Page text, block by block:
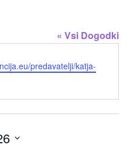
« Vsi Dogodki
predavatelji/katja-